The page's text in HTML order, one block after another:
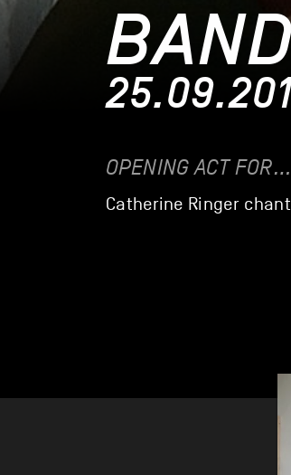
OPENING ACT FOR…
Catherine Ringer